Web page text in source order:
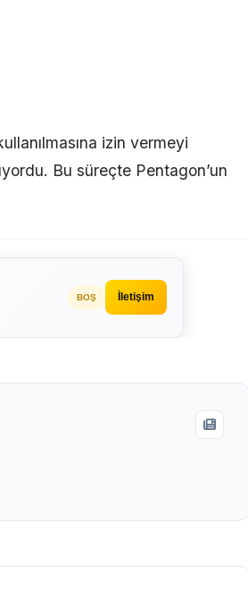
izin vermeyi
Bu süreçte Pentagon’un
BOŞ İletişim